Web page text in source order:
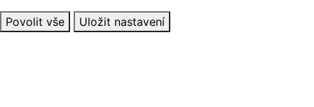
Povolit vše Uložit nastavení